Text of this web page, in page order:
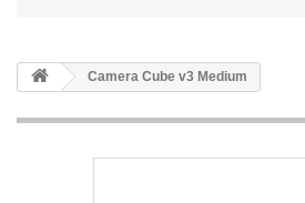
Camera Cube v3 Medium